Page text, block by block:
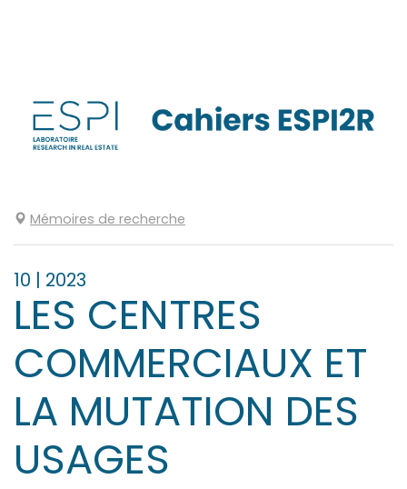
contenu
Mémoires de recherche
10 | 2023
LES CENTRES
COMMERCIAUX ET
LA MUTATION DES
USAGES